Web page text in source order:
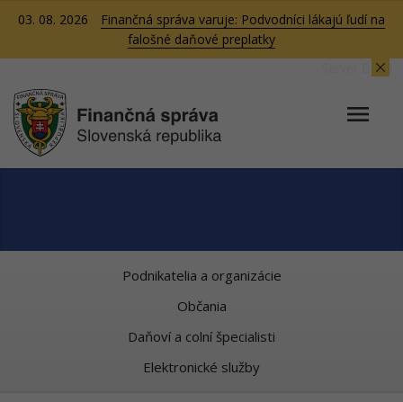
03. 08. 2026
Finančná správa varuje: Podvodníci lákajú ľudí na
falošné daňové preplatky
Server BB01
Podnikatelia a organizácie
Občania
Daňoví a colní špecialisti
Elektronické služby